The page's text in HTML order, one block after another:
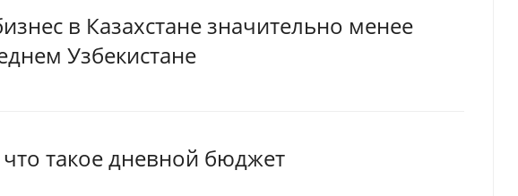
в Казахстане значительно менее
Узбекистане
такое дневной бюджет